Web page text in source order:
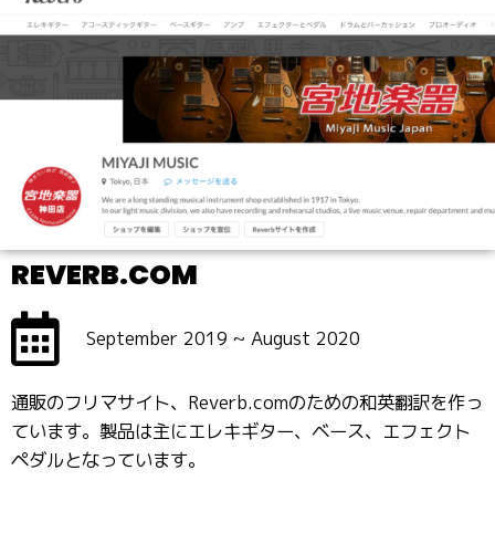
REVERB.COM
September 2019 ~ August 2020
通販のフリマサイト、Reverb.comのための和英翻訳を作っ
ています。製品は主にエレキギター、ベース、エフェクト
ペダルとなっています。